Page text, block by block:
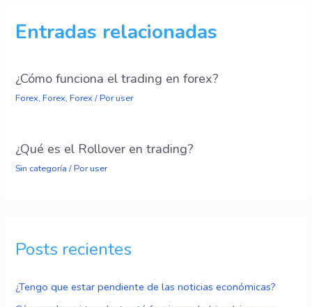
Posts recientes
¿Tengo que estar pendiente de las noticias económicas?
Entradas relacionadas
¿Cómo funciona el trading en forex?
Forex,Forex,Forex / Poruser
¿Qué es el Rollover en trading?
Sin categoría / Poruser